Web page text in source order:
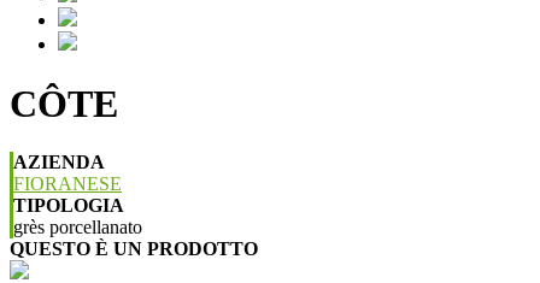
CÔTE
AZIENDA
FIORANESE
TIPOLOGIA
grès porcellanato
QUESTO È UN PRODOTTO